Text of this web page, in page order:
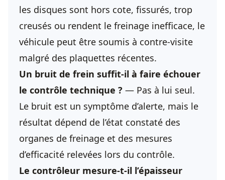
les disques sont hors cote, fissurés, trop
creusés ou rendent le freinage inefficace, le
véhicule peut être soumis à contre-visite
malgré des plaquettes récentes.
Un bruit de frein suffit-il à faire échouer
le contrôle technique ? — Pas à lui seul.
Le bruit est un symptôme d’alerte, mais le
résultat dépend de l’état constaté des
organes de freinage et des mesures
d’efficacité relevées lors du contrôle.
Le contrôleur mesure-t-il l’épaisseur